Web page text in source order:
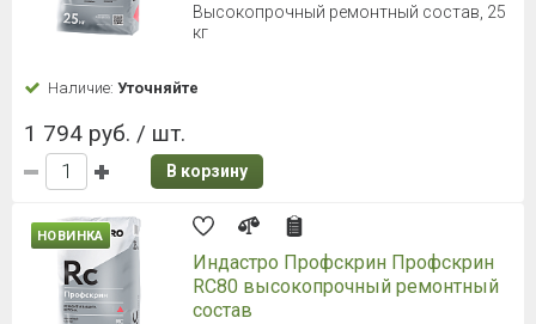
Высокопрочный ремонтный состав, 25
кг
Наличие: Уточняйте
1 794 руб. / шт.
В корзину
НОВИНКА
Индастро Профскрин Профскрин
RC80 высокопрочный ремонтный
состав